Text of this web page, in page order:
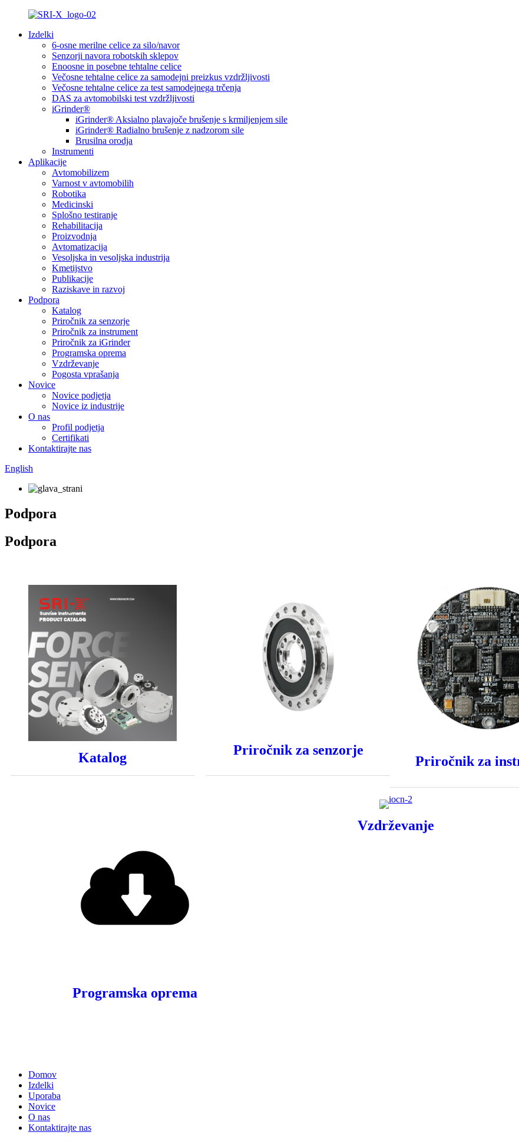
Izdelki
6-osne merilne celice za silo/navor
Senzorji navora robotskih sklepov
Enoosne in posebne tehtalne celice
Večosne tehtalne celice za samodejni preizkus vzdržljivosti
Večosne tehtalne celice za test samodejnega trčenja
DAS za avtomobilski test vzdržljivosti
iGrinder®
iGrinder® Aksialno plavajoče brušenje s krmiljenjem sile
iGrinder® Radialno brušenje z nadzorom sile
Brusilna orodja
Instrumenti
Aplikacije
Avtomobilizem
Varnost v avtomobilih
Robotika
Medicinski
Splošno testiranje
Rehabilitacija
Proizvodnja
Avtomatizacija
Vesoljska in vesoljska industrija
Kmetijstvo
Publikacije
Raziskave in razvoj
Podpora
Katalog
Priročnik za senzorje
Priročnik za instrument
Priročnik za iGrinder
Programska oprema
Vzdrževanje
Pogosta vprašanja
Novice
Novice podjetja
Novice iz industrije
O nas
Profil podjetja
Certifikati
Kontaktirajte nas
English
Podpora
Podpora
Katalog
Priročnik za senzorje
Priročnik za
Programska oprema
Vzdrževanje
Domov
Izdelki
Uporaba
Novice
O nas
Kontaktirajte nas